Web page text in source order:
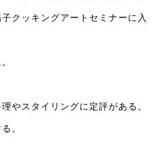
クッキングアートセミナーに入
やスタイリングに定評がある。
。